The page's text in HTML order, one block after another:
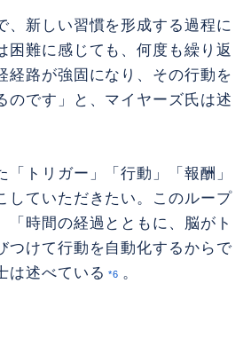
、新しい習慣を形成する過程に
困難に感じても、何度も繰り返
経路が強固になり、その行動を
のです」と、マイヤーズ氏は述
「トリガー」「行動」「報酬」
していただきたい。このループ
「時間の経過とともに、脳がト
つけて行動を自動化するからで
は述べている *6 。